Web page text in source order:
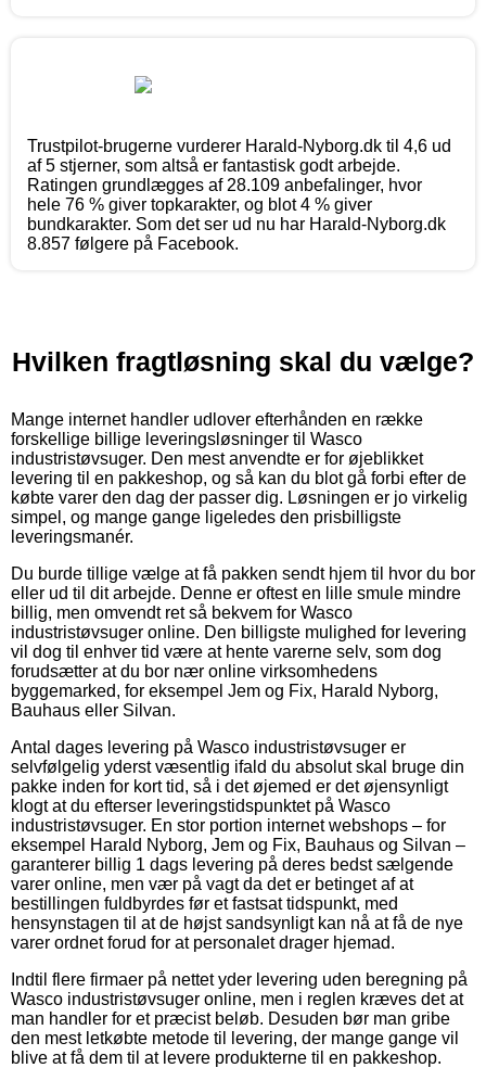
Trustpilot-brugerne vurderer Harald-Nyborg.dk til 4,6 ud
af 5 stjerner, som altså er fantastisk godt arbejde.
Ratingen grundlægges af 28.109 anbefalinger, hvor
hele 76 % giver topkarakter, og blot 4 % giver
bundkarakter. Som det ser ud nu har Harald-Nyborg.dk
8.857 følgere på Facebook.
Hvilken fragtløsning skal du vælge?
Mange internet handler udlover efterhånden en række
forskellige billige leveringsløsninger til Wasco
industristøvsuger. Den mest anvendte er for øjeblikket
levering til en pakkeshop, og så kan du blot gå forbi efter de
købte varer den dag der passer dig. Løsningen er jo virkelig
simpel, og mange gange ligeledes den prisbilligste
leveringsmanér.
Du burde tillige vælge at få pakken sendt hjem til hvor du bor
eller ud til dit arbejde. Denne er oftest en lille smule mindre
billig, men omvendt ret så bekvem for Wasco
industristøvsuger online. Den billigste mulighed for levering
vil dog til enhver tid være at hente varerne selv, som dog
forudsætter at du bor nær online virksomhedens
byggemarked, for eksempel Jem og Fix, Harald Nyborg,
Bauhaus eller Silvan.
Antal dages levering på Wasco industristøvsuger er
selvfølgelig yderst væsentlig ifald du absolut skal bruge din
pakke inden for kort tid, så i det øjemed er det øjensynligt
klogt at du efterser leveringstidspunktet på Wasco
industristøvsuger. En stor portion internet webshops – for
eksempel Harald Nyborg, Jem og Fix, Bauhaus og Silvan –
garanterer billig 1 dags levering på deres bedst sælgende
varer online, men vær på vagt da det er betinget af at
bestillingen fuldbyrdes før et fastsat tidspunkt, med
hensynstagen til at de højst sandsynligt kan nå at få de nye
varer ordnet forud for at personalet drager hjemad.
Indtil flere firmaer på nettet yder levering uden beregning på
Wasco industristøvsuger online, men i reglen kræves det at
man handler for et præcist beløb. Desuden bør man gribe
den mest letkøbte metode til levering, der mange gange vil
blive at få dem til at levere produkterne til en pakkeshop.